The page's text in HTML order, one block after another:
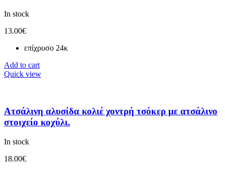
In stock
13.00€
επίχρυσο 24κ
Add to cart
Quick view
Ατσάλινη αλυσίδα κολιέ χοντρή τσόκερ με ατσάλινο
στοιχείο κοχύλι.
In stock
18.00€